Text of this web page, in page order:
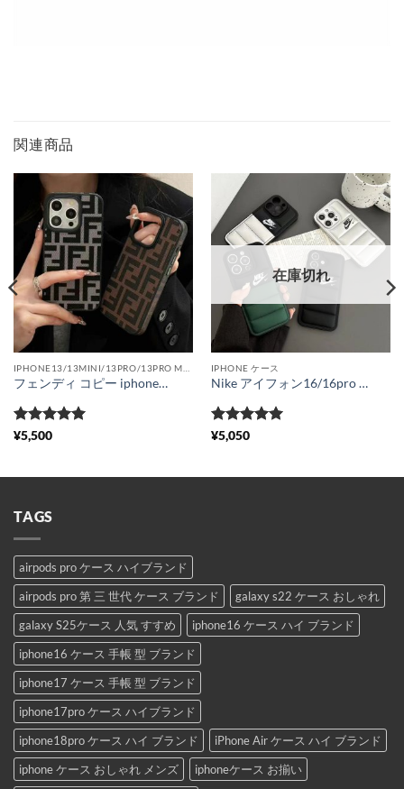
関連商品
フェンディ コピー iphoneケース17 海外 セレブ メンズ iphone16pro/15 カバー ビジネス風 fendi 布 スマホケース iphone14pro max お揃い iphone13 携帯ケース 人気 韓国 iphone16pro スマホカバー 安い 軽量
5段階中
¥5,500
在庫切れ
IPHONE ケース
Nike アイフォン16/16pro max カバー 新作 ナイキ iphone15/14pro ケース お揃い さりげない スマホケース 13/12 ダウン 個性 的 おしゃれ
5段階中
¥5,050
TAGS
airpods pro ケース ハイブランド
airpods pro 第 三 世代 ケース ブランド
galaxy s22 ケース おしゃれ
galaxy S25ケース 人気 すすめ
iphone16 ケース ハイ ブランド
iphone16 ケース 手帳 型 ブランド
iphone17 ケース 手帳 型 ブランド
iphone17pro ケース ハイブランド
iphone18pro ケース ハイ ブランド
iPhone Air ケース ハイ ブランド
iphone ケース おしゃれ メンズ
iphoneケース お揃い